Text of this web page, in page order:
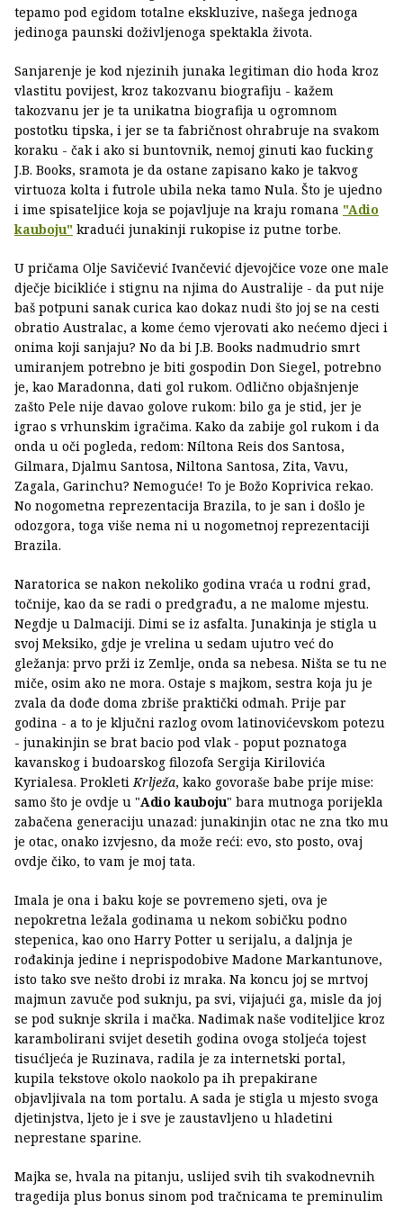
tepamo pod egidom totalne ekskluzive, našega jednoga
jedinoga paunski doživljenoga spektakla života.
Sanjarenje je kod njezinih junaka legitiman dio hoda kroz
vlastitu povijest, kroz takozvanu biografiju - kažem
takozvanu jer je ta unikatna biografija u ogromnom
postotku tipska, i jer se ta fabričnost ohrabruje na svakom
koraku - čak i ako si buntovnik, nemoj ginuti kao fucking
J.B. Books, sramota je da ostane zapisano kako je takvog
virtuoza kolta i futrole ubila neka tamo Nula. Što je ujedno
i ime spisateljice koja se pojavljuje na kraju romana "Adio
kauboju" kradući junakinji rukopise iz putne torbe.
U pričama Olje Savičević Ivančević djevojčice voze one male
dječje bicikliće i stignu na njima do Australije - da put nije
baš potpuni sanak curica kao dokaz nudi što joj se na cesti
obratio Australac, a kome ćemo vjerovati ako nećemo djeci i
onima koji sanjaju? No da bi J.B. Books nadmudrio smrt
umiranjem potrebno je biti gospodin Don Siegel, potrebno
je, kao Maradonna, dati gol rukom. Odlično objašnjenje
zašto Pele nije davao golove rukom: bilo ga je stid, jer je
igrao s vrhunskim igračima. Kako da zabije gol rukom i da
onda u oči pogleda, redom: Níltona Reis dos Santosa,
Gilmara, Djalmu Santosa, Niltona Santosa, Zita, Vavu,
Zagala, Garinchu? Nemoguće! To je Božo Koprivica rekao.
No nogometna reprezentacija Brazila, to je san i došlo je
odozgora, toga više nema ni u nogometnoj reprezentaciji
Brazila.
Naratorica se nakon nekoliko godina vraća u rodni grad,
točnije, kao da se radi o predgrađu, a ne malome mjestu.
Negdje u Dalmaciji. Dimi se iz asfalta. Junakinja je stigla u
svoj Meksiko, gdje je vrelina u sedam ujutro već do
gležanja: prvo prži iz Zemlje, onda sa nebesa. Ništa se tu ne
miče, osim ako ne mora. Ostaje s majkom, sestra koja ju je
zvala da dođe doma zbriše praktički odmah. Prije par
godina - a to je ključni razlog ovom latinovićevskom potezu
- junakinjin se brat bacio pod vlak - poput poznatoga
kavanskog i budoarskog filozofa Sergija Kirilovića
Kyrialesa. ProkletiKrlježa, kako govoraše babe prije mise:
samo što je ovdje u "Adio kauboju" bara mutnoga porijekla
zabačena generaciju unazad: junakinjin otac ne zna tko mu
je otac, onako izvjesno, da može reći: evo, sto posto, ovaj
ovdje čiko, to vam je moj tata.
Imala je ona i baku koje se povremeno sjeti, ova je
nepokretna ležala godinama u nekom sobičku podno
stepenica, kao ono Harry Potter u serijalu, a daljnja je
rođakinja jedine i neprispodobive Madone Markantunove,
isto tako sve nešto drobi iz mraka. Na koncu joj se mrtvoj
majmun zavuče pod suknju, pa svi, vijajući ga, misle da joj
se pod suknje skrila i mačka. Nadimak naše voditeljice kroz
karambolirani svijet desetih godina ovoga stoljeća tojest
tisućljeća je Ruzinava, radila je za internetski portal,
kupila tekstove okolo naokolo pa ih prepakirane
objavljivala na tom portalu. A sada je stigla u mjesto svoga
djetinjstva, ljeto je i sve je zaustavljeno u hladetini
neprestane sparine.
Majka se, hvala na pitanju, uslijed svih tih svakodnevnih
tragedija plus bonus sinom pod tračnicama te preminulim